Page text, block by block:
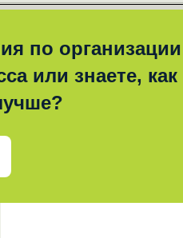
по организации
или знаете, как